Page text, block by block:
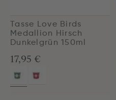
Tasse Love Birds
Medallion Hirsch
Dunkelgrün 150ml
17,95 €